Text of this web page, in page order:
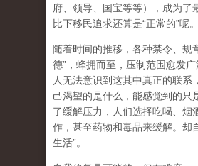
府、领导、国宝等等），成为了
比下移民追求还算是“正常的”呢。
随着时间的推移，各种禁令、规
德” ，蜂拥而至，压制范围愈发
人无法意识到这其中真正的联系
己渴望的是什么，能感觉到的只
了缓解压力，人们选择吃喝、烟
作，甚至药物和毒品来缓解。却
生活”。